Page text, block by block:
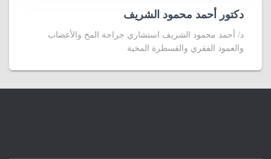
دكتور أحمد محمود الشريف
د/ أحمد محمود الشريف استشاري جراحة المخ والأعصاب
والعمود الفقري والقسطرة المخية